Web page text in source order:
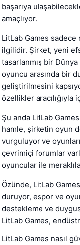
başarıya
amaçlıyor.
LitLab Games
ilgilidir. Şirket, yeni
tasarlanmış bir
oyuncu arasında bir
geliştirilmesini
özellikler
Şu anda LitLab
hamle, şirketin oyun
vurguluyor ve
çevrimiçi forumlar
oyuncular ile
Özünde, LitLab
duruyor, espor ve
destekleme ve
LitLab Games,
LitLab Games nasıl